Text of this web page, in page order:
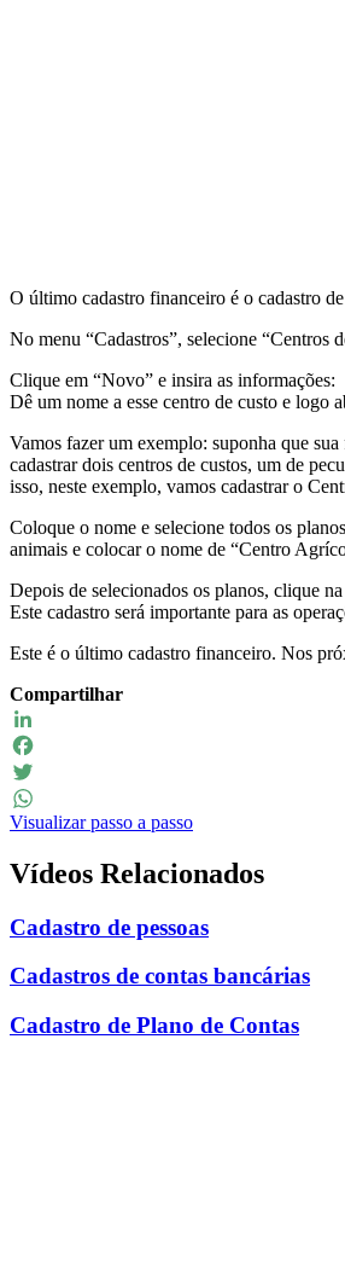
O último cadastro financeiro é o cadastro
No menu “Cadastros”, selecione “Centros
Clique em “Novo” e insira as informações:
Dê um nome a esse centro de custo e logo
Vamos fazer um exemplo: suponha que
cadastrar dois centros de custos, um de
isso, neste exemplo, vamos cadastrar o
Coloque o nome e selecione todos os
animais e colocar o nome de “Centro
Depois de selecionados os planos, clique
Este cadastro será importante para as
Este é o último cadastro financeiro. Nos
Compartilhar
LinkedIn
Facebook
Twitter
WhatsApp
Visualizar passo a passo
Vídeos Relacionados
Cadastro de pessoas
Cadastros de contas bancárias
Cadastro de Plano de Contas